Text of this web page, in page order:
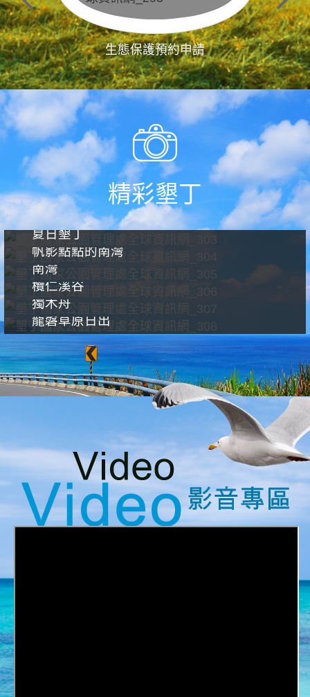
生態保護預約申請
精彩墾丁
夏日墾丁
帆影點點的南灣
南灣
欖仁溪谷
獨木舟
龍磐草原日出